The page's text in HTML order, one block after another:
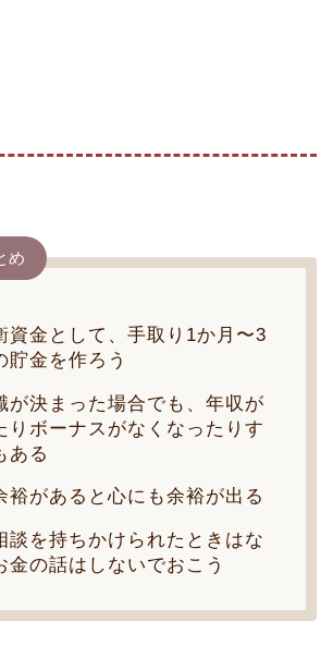
め
資金として、手取り1か月〜3
貯金を作ろう
が決まった場合でも、年収が
りボーナスがなくなったりす
ある
裕があると心にも余裕が出る
談を持ちかけられたときはな
金の話はしないでおこう